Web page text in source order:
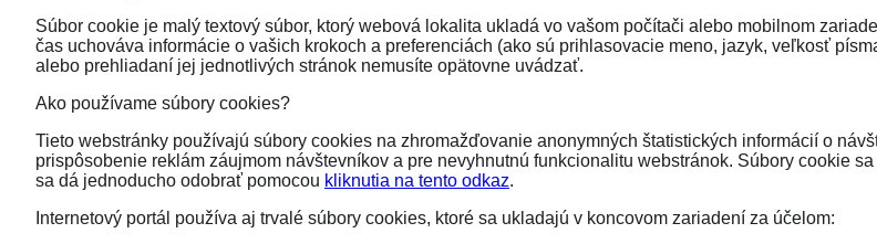
Súbor cookie je malý textový súbor, ktorý webová lokalita ukladá vo vašom počítači alebo mobilnom
čas uchováva informácie o vašich krokoch a preferenciách (ako sú prihlasovacie meno, jazyk, veľkosť
alebo prehliadaní jej jednotlivých stránok nemusíte opätovne uvádzať.
Ako používame súbory cookies?
Tieto webstránky používajú súbory cookies na zhromažďovanie anonymných štatistických informácií o
prispôsobenie reklám záujmom návštevníkov a pre nevyhnutnú funkcionalitu webstránok. Súbory cookie
sa dá jednoducho odobrať pomocou kliknutia na tento odkaz.
Internetový portál používa aj trvalé súbory cookies, ktoré sa ukladajú v koncovom zariadení za účelom: